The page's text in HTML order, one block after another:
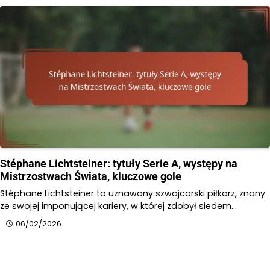
Stéphane Lichtsteiner: tytuły Serie A, występy na
Mistrzostwach Świata, kluczowe gole
Stéphane Lichtsteiner to uznawany szwajcarski piłkarz, znany
ze swojej imponującej kariery, w której zdobył siedem…
06/02/2026